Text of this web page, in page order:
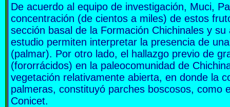
De acuerdo al equipo de investigación, Muci,
concentración (de cientos a miles) de estos
sección basal de la Formación Chichinales y
estudio permiten interpretar la presencia de
(palmar). Por otro lado, el hallazgo previo de
(fororrácidos) en la paleocomunidad de
vegetación relativamente abierta, en donde la
palmeras, constituyó parches boscosos, como
Conicet.